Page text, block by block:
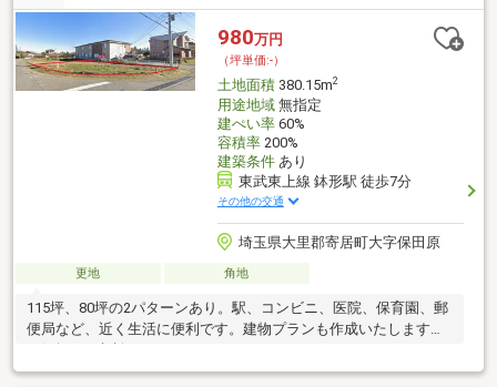
980万円
（坪単価:-）
土地面積380.15m2
用途地域無指定
建ぺい率60%
容積率200%
建築条件あり
東武東上線 鉢形駅 徒歩7分
その他の交通
埼玉県大里郡寄居町大字保田原
更地 角地
115坪、80坪の2パターンあり。駅、コンビニ、医院、保育園、郵
便局など、近く生活に便利です。建物プランも作成いたします。
お気軽にご相談ください。